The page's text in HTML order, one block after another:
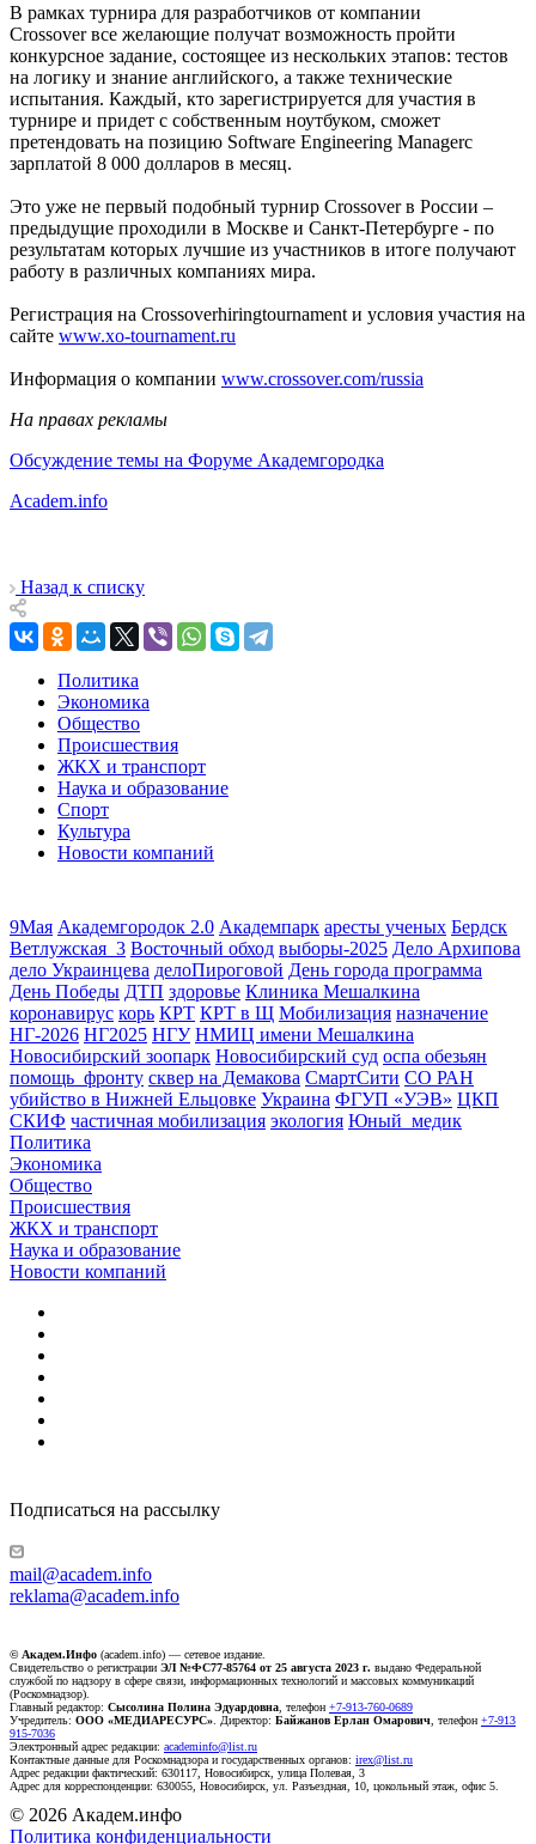
В рамках турнира для разработчиков от компании
Crossoverвсе желающие получат возможность пройти
конкурсное задание, состоящее из нескольких этапов: тестов
на логику и знание английского, а также технические
испытания. Каждый, кто зарегистрируется для участия в
турнире и придет с собственным ноутбуком, сможет
претендовать на позицию Software Engineering Managerс
зарплатой 8 000 долларов в месяц.
Это уже не первый подобный турнир Crossover в России –
предыдущие проходили в Москве и Санкт-Петербурге - по
результатам которых лучшие из участников в итоге получают
работу в различных компаниях мира.
Регистрация на Crossoverhiringtournament и условия участия на
сайте www.xo-tournament.ru
Информация о компании www.crossover.com/russia
На правах рекламы
Обсуждение темы на Форуме Академгородка
Academ.info
Назад к списку
Политика
Экономика
Общество
Происшествия
ЖКХ и транспорт
Наука и образование
Спорт
Культура
Новости компаний
9Мая Академгородок 2.0 Академпарк аресты ученых Бердск
Ветлужская_3 Восточный обход выборы-2025 Дело Архипова
дело Украинцева делоПироговой День города программа
День Победы ДТП здоровье Клиника Мешалкина
коронавирус корь КРТ КРТ в Щ Мобилизация назначение
НГ-2026 НГ2025 НГУ НМИЦ имени Мешалкина
Новосибирский зоопарк Новосибирский суд оспа обезьян
помощь_фронту сквер на Демакова СмартСити СО РАН
убийство в Нижней Ельцовке Украина ФГУП «УЭВ» ЦКП
СКИФ частичная мобилизация экология Юный_медик
Политика
Экономика
Общество
Происшествия
ЖКХ и транспорт
Наука и образование
Новости компаний
Подписаться на рассылку
mail@academ.info
reklama@academ.info
© Академ.Инфо (academ.info) — сетевое издание.
Свидетельство о регистрации ЭЛ №ФС77-85764 от 25 августа 2023 г. выдано Федеральной
службой по надзору в сфере связи, информационных технологий и массовых коммуникаций
(Роскомнадзор).
Главный редактор: Сысолина Полина Эдуардовна , телефон +7-913-760-0689
Учредитель: ООО «МЕДИАРЕСУРС» . Директор: Байжанов Ерлан Омарович , телефон +7-913
915-7036
Электронный адрес редакции: academinfo@list.ru
Контактные данные для Роскомнадзора и государственных органов: irex@list.ru
Адрес редакции фактический: 630117, Новосибирск, улица Полевая, 3
Адрес для корреспонденции: 630055, Новосибирск, ул. Разъездная, 10, цокольный этаж, офис 5.
© 2026 Академ.инфо
Политика конфиденциальности